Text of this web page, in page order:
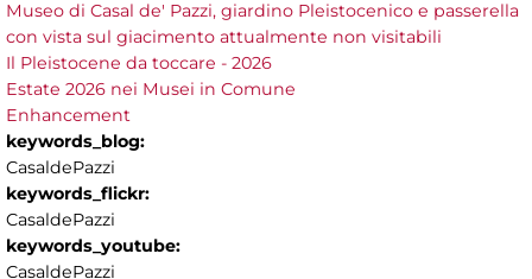
Museo di Casal de' Pazzi, giardino Pleistocenico e passerella
con vista sul giacimento attualmente non visitabili
Il Pleistocene da toccare - 2026
Estate 2026 nei Musei in Comune
Enhancement
keywords_blog:
CasaldePazzi
keywords_flickr:
CasaldePazzi
keywords_youtube:
CasaldePazzi